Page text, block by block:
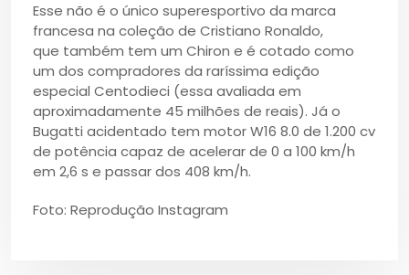
Esse não é o único superesportivo da marca
francesa na coleção de Cristiano Ronaldo,
que também tem um Chiron e é cotado como
um dos compradores da raríssima edição
especial Centodieci (essa avaliada em
aproximadamente 45 milhões de reais). Já o
Bugatti acidentado tem motor W16 8.0 de 1.200 cv
de potência capaz de acelerar de 0 a 100 km/h
em 2,6 s e passar dos 408 km/h.
Foto: Reprodução Instagram